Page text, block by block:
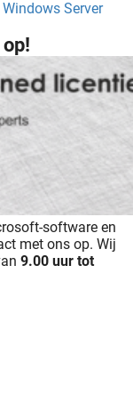
Server
software en
met ons op. Wij
9.00 uur tot